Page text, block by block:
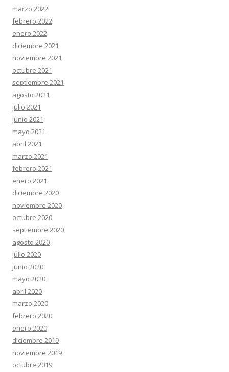
marzo 2022
febrero 2022
enero 2022
diciembre 2021
noviembre 2021
octubre 2021
septiembre 2021
agosto 2021
julio 2021
junio 2021
mayo 2021
abril 2021
marzo 2021
febrero 2021
enero 2021
diciembre 2020
noviembre 2020
octubre 2020
septiembre 2020
agosto 2020
julio 2020
junio 2020
mayo 2020
abril 2020
marzo 2020
febrero 2020
enero 2020
diciembre 2019
noviembre 2019
octubre 2019